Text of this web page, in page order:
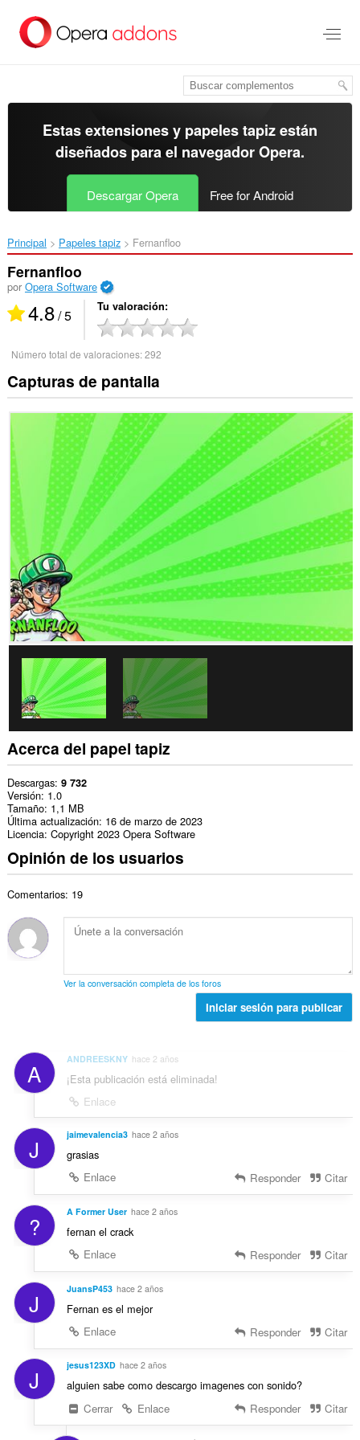
contenido
Estas extensiones y papeles tapiz están
diseñados para el navegador Opera.
Descargar Opera Free for Android
Principal Papeles tapiz Fernanfloo‎
Fernanfloo
por Opera Software
4.8/ 5 Tu valoración
Número total de valoraciones:292
Capturas de pantalla
Acerca del papel tapiz
Descargas 9 732
Versión 1.0
Tamaño 1,1 MB
Última actualización 16 de marzo de 2023
Licencia Copyright 2023 Opera Software
Opinión de los usuarios
Comentarios: 19
Ver la conversación completa de los foros
Iniciar sesión para publicar
A ANDREESKNY hace 2 años
¡Esta publicación está eliminada!
Enlace
J jaimevalencia3 hace 2 años
grasias
Enlace
Responder Citar
? A Former User hace 2 años
fernan el crack
Enlace
Responder Citar
J JuansP453 hace 2 años
Fernan es el mejor
Enlace
Responder Citar
J jesus123XD hace 2 años
alguien sabe como descargo imagenes con sonido?
Cerrar
Enlace Responder Citar